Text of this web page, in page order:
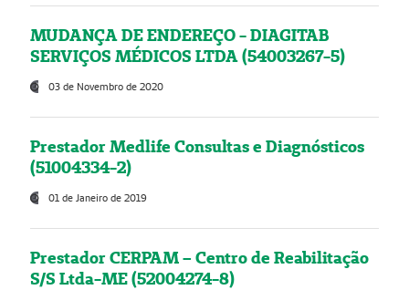
MUDANÇA DE ENDEREÇO - DIAGITAB
SERVIÇOS MÉDICOS LTDA (54003267-5)
03 de Novembro de 2020
Prestador Medlife Consultas e Diagnósticos
(51004334-2)
01 de Janeiro de 2019
Prestador CERPAM – Centro de Reabilitação
S/S Ltda-ME (52004274-8)